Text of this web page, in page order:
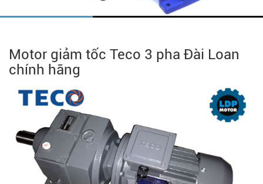
Motor giảm tốc Teco 3 pha Đài Loan
chính hãng